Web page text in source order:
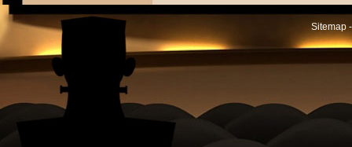
Sitemap